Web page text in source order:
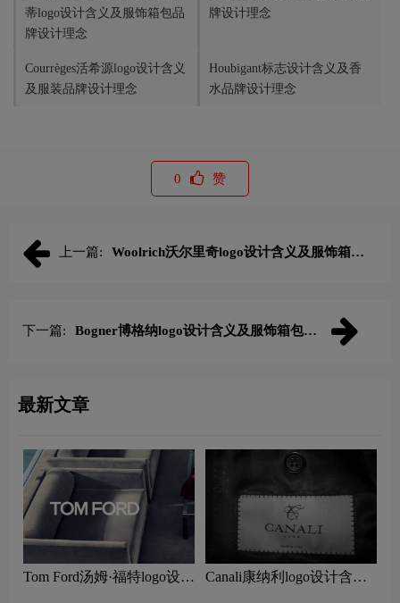
蒂logo设计含义及服饰箱包品
牌设计理念
牌设计理念
Courrèges活希源logo设计含义
及服装品牌设计理念
Houbigant标志设计含义及香
水品牌设计理念
0 赞
上一篇:
Woolrich沃尔里奇logo设计含义及服饰箱包
下一篇:
Bogner博格纳logo设计含义及服饰箱包品
最新文章
Tom Ford汤姆·福特logo设计
Canali康纳利logo设计含义